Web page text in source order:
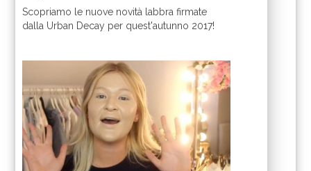
Scopriamo le nuove novità labbra firmate
dalla Urban Decay per quest'autunno 2017!